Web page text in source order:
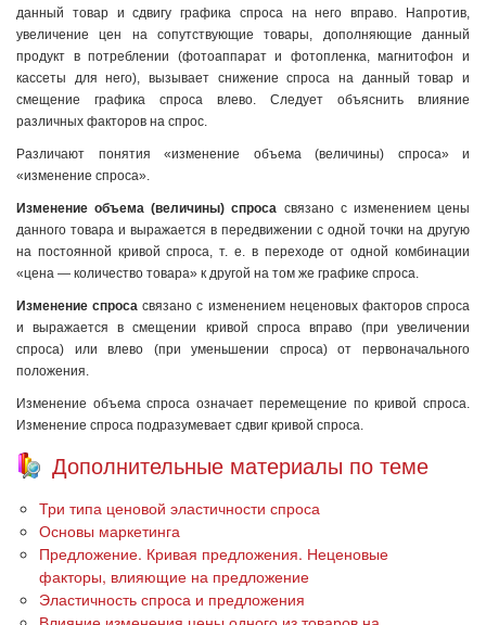
данный товар и сдвигу графика спроса на него вправо. Напротив,
увеличение цен на сопутствующие товары, дополняющие данный
продукт в потреблении (фотоаппарат и фотопленка, магнитофон и
кассеты для него), вызывает снижение спроса на данный товар и
смещение графика спроса влево. Следует объяснить влияние
различных факторов на спрос.
Различают понятия «изменение объема (величины) спроса» и
«изменение спроса».
Изменение объема (величины) спроса связано с изменением цены
данного товара и выражается в передвижении с одной точки на другую
на постоянной кривой спроса, т. е. в переходе от одной комбинации
«цена — количество товара» к другой на том же графике спроса.
Изменение спроса связано с изменением неценовых факторов спроса
и выражается в смещении кривой спроса вправо (при увеличении
спроса) или влево (при уменьшении спроса) от первоначального
положения.
Изменение объема спроса означает перемещение по кривой спроса.
Изменение спроса подразумевает сдвиг кривой спроса.
Дополнительные материалы по теме
Три типа ценовой эластичности спроса
Основы маркетинга
Предложение. Кривая предложения. Неценовые
факторы, влияющие на предложение
Эластичность спроса и предложения